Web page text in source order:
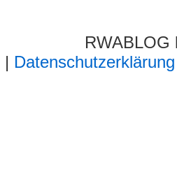
| Datenschutzerklärung